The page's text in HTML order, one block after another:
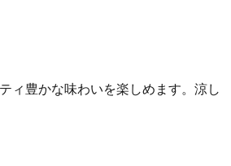
ィ豊かな味わいを楽しめます。涼し